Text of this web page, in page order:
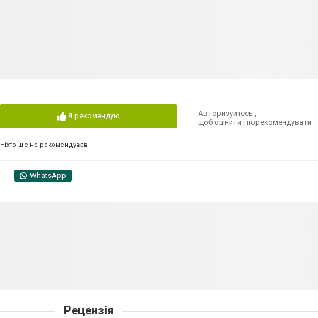
Я рекомендую
Ніхто ще не рекомендував
Авторизуйтесь,
щоб оцінити і порекомендувати
WhatsApp
Рецензія